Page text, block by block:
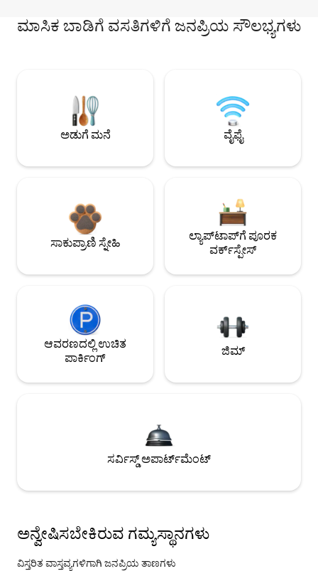
ಮಾಸಿಕ ಬಾಡಿಗೆ ವಸತಿಗಳಿಗೆ ಜನಪ್ರಿಯ ಸೌಲಭ್ಯಗಳು
ಅಡುಗೆ ಮನೆ ವೈಫೈ
ಸಾಕುಪ್ರಾಣಿ ಸ್ನೇಹಿ
ಲ್ಯಾಪ್‌ಟಾಪ್‌ಗೆ ಪೂರಕ
ವರ್ಕ್‌ಸ್ಪೇಸ್
ಆವರಣದಲ್ಲಿ ಉಚಿತ
ಪಾರ್ಕಿಂಗ್
ಜಿಮ್
ಸರ್ವಿಸ್ಡ್ ಅಪಾರ್ಟ್‌ಮೆಂಟ್
ಅನ್ವೇಷಿಸಬೇಕಿರುವ ಗಮ್ಯಸ್ಥಾನಗಳು
ವಿಸ್ತರಿತ ವಾಸ್ತವ್ಯಗಳಿಗಾಗಿ ಜನಪ್ರಿಯ ತಾಣಗಳು